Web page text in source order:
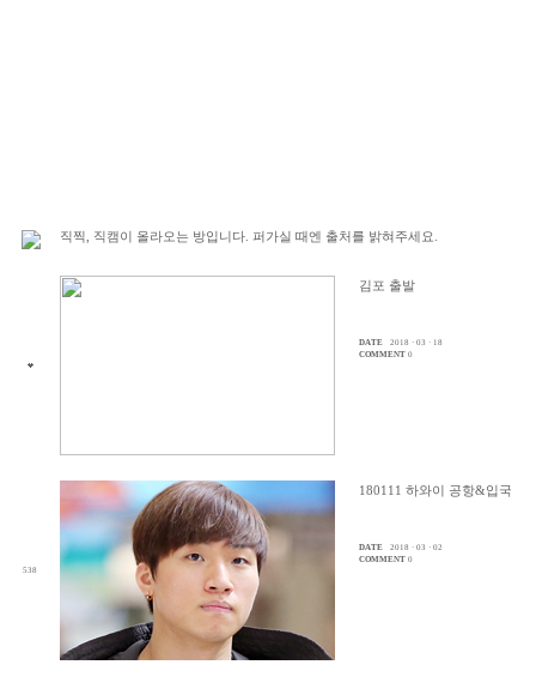
직찍, 직캠이 올라오는 방입니다. 퍼가실 때엔 출처를 밝혀주세요.
김포 출발
DATE
2018 · 03 · 18
COMMENT 0
538
180111 하와이 공항&입국
DATE
2018 · 03 · 02
COMMENT 0